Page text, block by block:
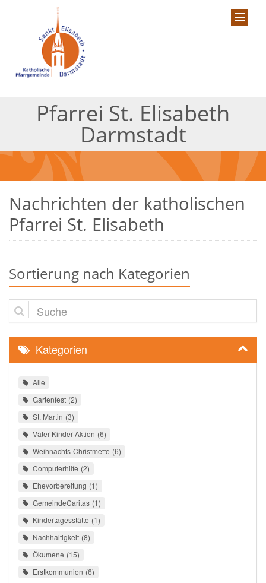
Pfarrei St. Elisabeth
Darmstadt
Nachrichten der katholischen
Pfarrei St. Elisabeth
Sortierung nach Kategorien
Suche
Kategorien
Alle
Gartenfest 2
St. Martin 3
Väter-Kinder-Aktion 6
Weihnachts-Christmette 6
Computerhilfe 2
Ehevorbereitung 1
GemeindeCaritas 1
Kindertagesstätte 1
Nachhaltigkeit 8
Ökumene 15
Erstkommunion 6